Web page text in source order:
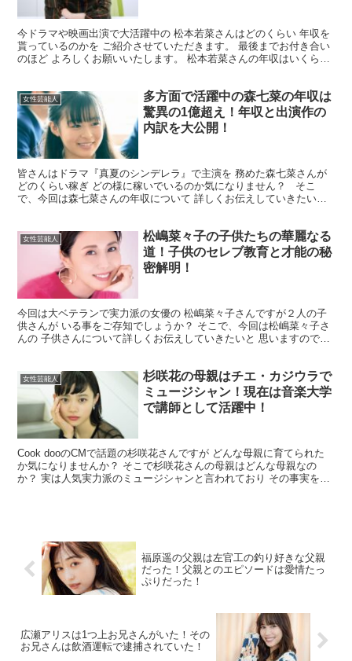
今ドラマや映画出演で大活躍中の 松本若菜さんはどのくらい 年収を
貰っているのかを ご紹介させていただきます。 最後までお付き合い
のほど よろしくお願いいたします。 松本若菜さんの年収はいくら？
女性芸能人
多方面で活躍中の森七菜の年収は
驚異の1億超え！年収と出演作の
内訳を大公開！
皆さんはドラマ『真夏のシンデレラ』で主演を 務めた森七菜さんが
どのくらい稼ぎ どの様に稼いでいるのか気になりません？ そこ
で、今回は森七菜さんの年収について 詳しくお伝えしていきたいと
女性芸能人
松嶋菜々子の子供たちの華麗なる
道！子供のセレブ教育と才能の秘
密解明！
今回は大ベテランで実力派の女優の 松嶋菜々子さんですが２人の子
供さんが いる事をご存知でしょうか？ そこで、今回は松嶋菜々子さ
んの 子供さんについて詳しくお伝えしていきたいと 思いますので最
女性芸能人
杉咲花の母親はチエ・カジウラで
ミュージシャン！現在は音楽大学
で講師として活躍中！
Cook dooのCMで話題の杉咲花さんですが どんな母親に育てられた
か気になりませんか？ そこで杉咲花さんの母親はどんな母親なの
か？ 実は人気実力派のミュージシャンと言われており その事実をご
福原遥の父親は左官工の釣り好きな父親
だった！父親とのエピソードは愛情たっ
ぷりだった！
広瀬アリスは1つ上お兄さんがいた！その
お兄さんは飲酒運転で逮捕されていた！